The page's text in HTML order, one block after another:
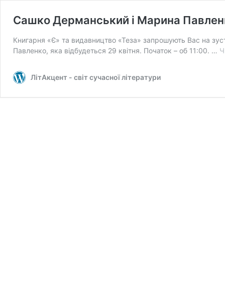
Сашко Дерманський і Марина
Книгарня «Є» та видавництво «Теза» запрошують Вас на
Павленко, яка відбудеться 29 квітня. Початок – об 11:00. …
ЛітАкцент - світ сучасної літератури